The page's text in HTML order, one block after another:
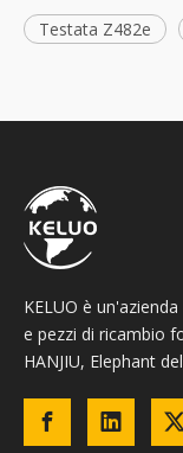
Testata Z482e
KELUO è
e pezzi di ricambio
HANJIU, Elephant